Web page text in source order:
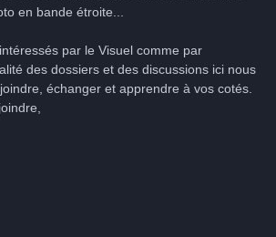
en bande étroite...
par le Visuel comme par
des dossiers et des discussions ici nous
échanger et apprendre à vos cotés.